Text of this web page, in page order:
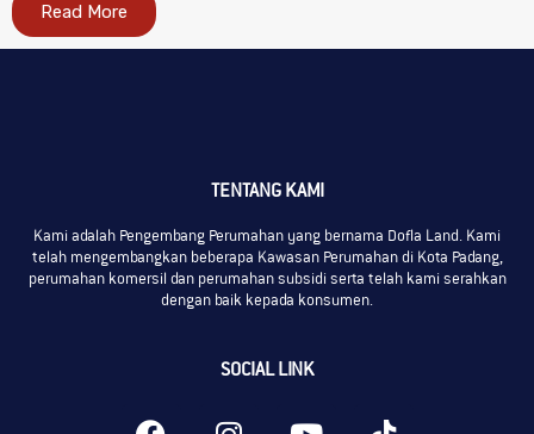
Read More
TENTANG KAMI
Kami adalah Pengembang Perumahan yang bernama Dofla Land. Kami
telah mengembangkan beberapa Kawasan Perumahan di Kota Padang,
perumahan komersil dan perumahan subsidi serta telah kami serahkan
dengan baik kepada konsumen.
SOCIAL LINK